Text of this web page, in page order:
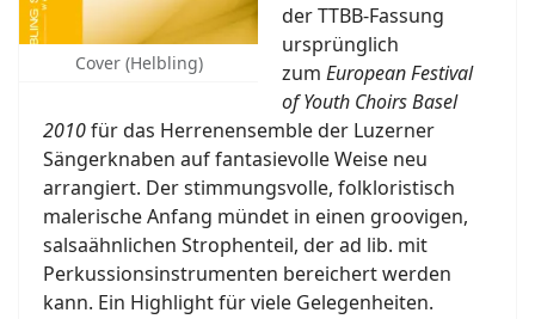
Cover (Helbling)
der TTBB-Fassung
ursprünglich
zum European Festival
of Youth Choirs Basel
2010für das Herrenensemble der Luzerner
Sängerknaben auf fantasievolle Weise neu
arrangiert. Der stimmungsvolle, folkloristisch
malerische Anfang mündet in einen groovigen,
salsaähnlichen Strophenteil, der ad lib. mit
Perkussionsinstrumenten bereichert werden
kann. Ein Highlight für viele Gelegenheiten.